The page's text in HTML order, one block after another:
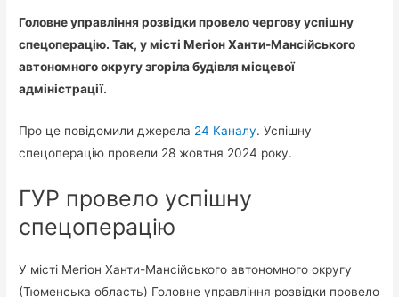
Головне управління розвідки провело чергову успішну
спецоперацію. Так, у місті Мегіон Ханти-Мансійського
автономного округу згоріла будівля місцевої
адміністрації.
Про це повідомили джерела 24 Каналу. Успішну
спецоперацію провели 28 жовтня 2024 року.
ГУР провело успішну
спецоперацію
У місті Мегіон Ханти-Мансійського автономного округу
(Тюменська область) Головне управління розвідки провело